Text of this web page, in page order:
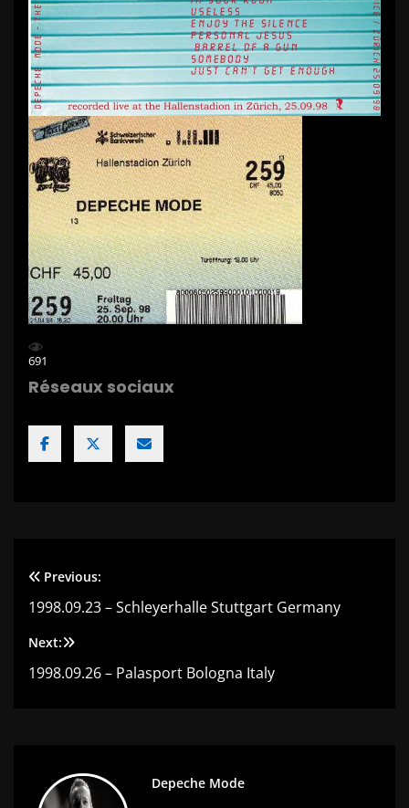
691
Réseaux sociaux
Navigation
de
l’article
Previous:
1998.09.23 – Schleyerhalle Stuttgart Germany
Next:
1998.09.26 – Palasport Bologna Italy
Depeche Mode